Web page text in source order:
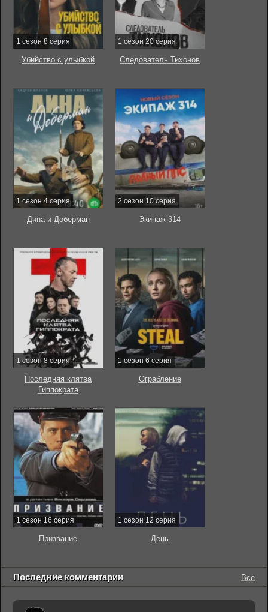
1 сезон 8 серия
Убийство с улыбкой
1 сезон 20 серия
Следователь Тихонов
1 сезон 4 серия
Дина и Доберман
2 сезон 10 серия
Экипаж 314
1 сезон 8 серия
Последняя клятва
Гиппократа
1 сезон 6 серия
Ограбление
1 сезон 16 серия
Призвание
1 сезон 12 серия
День
Последние комментарии Все